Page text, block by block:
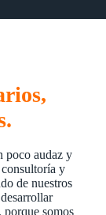
poco audaz y
y
de nuestros
porque somos